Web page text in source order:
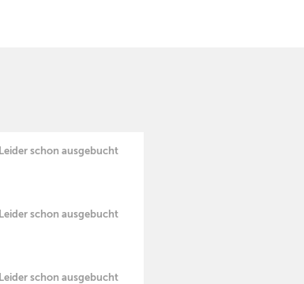
Leider schon ausgebucht
Leider schon ausgebucht
Leider schon ausgebucht